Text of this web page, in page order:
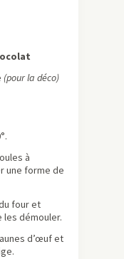
(pour la déco)
à
une forme de
four et
démouler.
d’œuf et